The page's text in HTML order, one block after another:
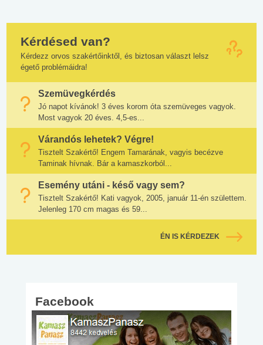
Kérdésed van?
Kérdezz orvos szakértőinktől, és biztosan választ lelsz
égető problémáidra!
Szemüvegkérdés
Jó napot kívánok! 3 éves korom óta szemüveges vagyok.
Most vagyok 20 éves. 4,5-es...
Várandós lehetek? Végre!
Tisztelt Szakértő! Engem Tamarának, vagyis becézve
Taminak hívnak. Bár a kamaszkorból...
Esemény utáni - késő vagy sem?
Tisztelt Szakértő! Kati vagyok, 2005, január 11-én születtem.
Jelenleg 170 cm magas és 59...
ÉN IS KÉRDEZEK
Facebook